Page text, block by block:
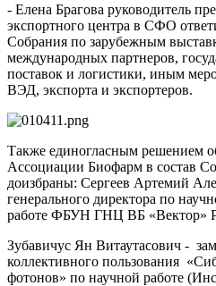
- Елена Брагова руководитель
экспортного центра в СФО
Собрания по зарубежным
международных партнеров,
поставок и логистики, иным
ВЭД, экспорта и экспортеров.
Также единогласным решением
Ассоциации Биофарм в состав
доизбраны: Сергеев Артемий
генерального директора по
работе ФБУН ГНЦ ВБ «Вектор»
Зубавичус Ян Витаутасович -
коллективного пользования
фотонов» по научной работе